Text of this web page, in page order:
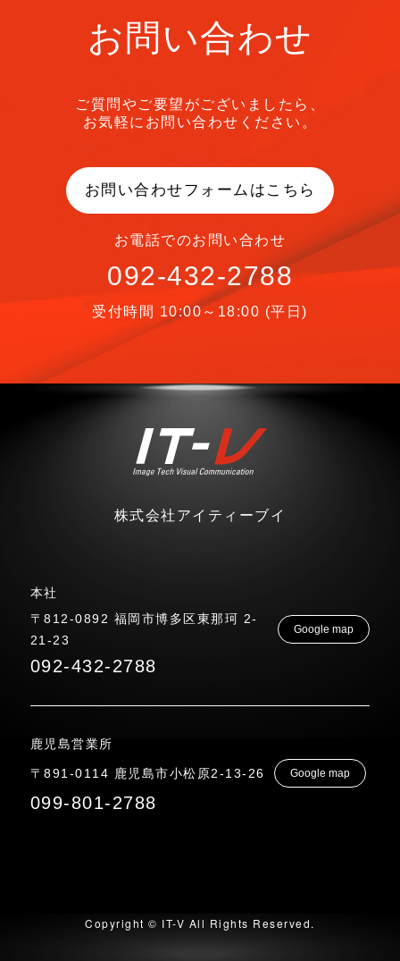
お問い合わせ
ご質問やご要望がございましたら、
お気軽にお問い合わせください。
お問い合わせフォームはこちら
お電話でのお問い合わせ
092-432-2788
受付時間 10:00～18:00 (平日)
株式会社アイティーブイ
本社
〒812-0892 福岡市博多区東那珂 2-
21-23
Google map
092-432-2788
鹿児島営業所
〒891-0114 鹿児島市小松原2-13-26 Google map
099-801-2788
Copyright © IT-V All Rights Reserved.